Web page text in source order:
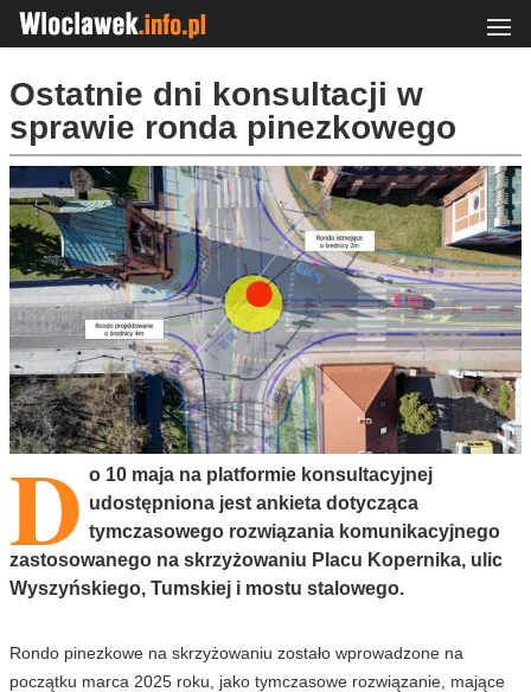
Ostatnie dni konsultacji w
sprawie ronda pinezkowego
D o 10 maja na platformie konsultacyjnej
udostępniona jest ankieta dotycząca
tymczasowego rozwiązania komunikacyjnego
zastosowanego na skrzyżowaniu Placu Kopernika, ulic
Wyszyńskiego, Tumskiej i mostu stalowego.
Rondo pinezkowe na skrzyżowaniu zostało wprowadzone na
początku marca 2025 roku, jako tymczasowe rozwiązanie, mające